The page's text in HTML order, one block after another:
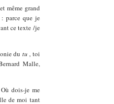
même grand
parce que je
ce texte /je
du tu, toi
Malle,
dois-je me
de moi tant